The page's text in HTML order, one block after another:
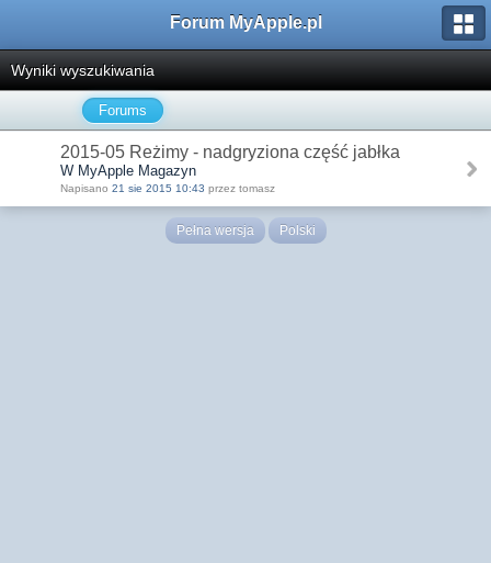
Forum MyApple.pl
Wyniki wyszukiwania
Forums
2015-05 Reżimy - nadgryziona część jabłka
W MyApple Magazyn
Napisano 21 sie 2015 10:43 przez tomasz
Pełna wersja Polski